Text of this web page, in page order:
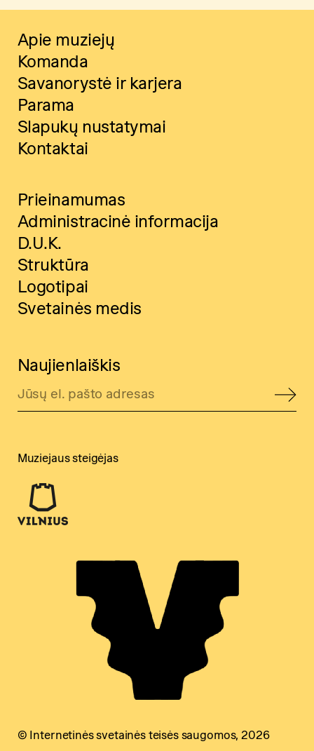
© Internetinės svetainės teisės saugomos, 2026
Apie muziejų
Komanda
Savanorystė ir karjera
Parama
Slapukų nustatymai
Kontaktai
Prieinamumas
Administracinė informacija
D.U.K.
Struktūra
Logotipai
Svetainės medis
Naujienlaiškis
Muziejaus steigėjas